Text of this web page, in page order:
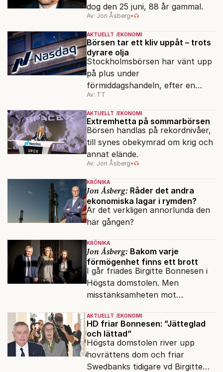
dog den 25 juni, 88 år gammal.
Av: Jon Åsberg•
AKTUELLT EKONOMI
Börsen tar ett kliv uppåt – trots
dyrare olja
Stockholmsbörsen har vänt upp
på plus under
förmiddagshandeln, efter en
inledning nedåt – trots ett högre
oljepris och AI-oro.
Av: TT
AKTUELLT EKONOMI
Extremhetta på sommarbörsen
Börsen handlas på rekordnivåer,
till synes obekymrad om krig och
annat elände.
Av: Jon Åsberg•
KRÖNIKA
Jon Åsberg: Råder det andra
ekonomiska lagar i rymden?
Är det verkligen annorlunda den
här gången?
KRÖNIKA
Jon Åsberg: Bakom varje
förmögenhet finns ett brott
I går friades Birgitte Bonnesen i
Högsta domstolen. Men
misstänksamheten mot
AKTUELLT EKONOMI
HD friar Bonnesen: ”Jätteglad
och lättad”
Högsta domstolen river upp
hovrättens dom och friar
Swedbanks tidigare vd Birgitte